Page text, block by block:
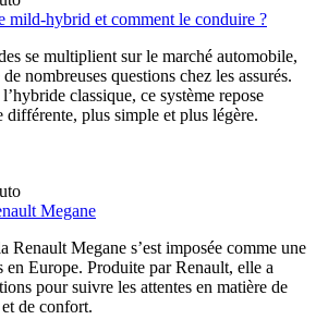
mild-hybrid et comment le conduire ?
se multiplient sur le marché automobile,
nombreuses questions chez les assurés.
classique, ce système repose
plus simple et plus légère.
Megane
Renault Megane s’est imposée comme une
en Europe. Produite par Renault, elle a
pour suivre les attentes en matière de
de confort.